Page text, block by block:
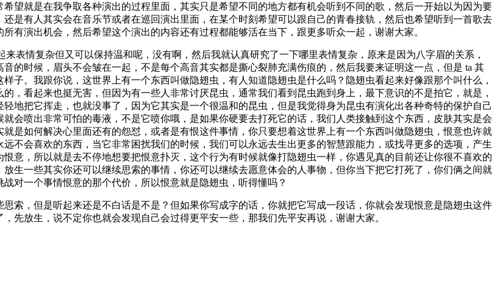
望就是在我争取各种演出的过程里面，其实只是希望不同的地方都有机会听到不同的歌，然后一开始以为因为要
是有人其实会在音乐节或者在巡回演出里面，在某个时刻希望可以跟自己的青春接轨，然后也希望听到一首歌去
有演出机会，然后希望这个演出的内容还有过程都能够活在当下，跟更多听众一起，谢谢大家。
表情复杂但又可以保持温和呢，没有啊，然后我就认真研究了一下哪里表情复杂，原来是因为八字眉的关系，
的时候，眉头不会皱在一起，不是每个高音其实都是撕心裂肺充满伤痕的，然后我要来证明这一点，但是 ta 其
子。我跟你说，这世界上有一个东西叫做隐翅虫，有人知道隐翅虫是什么吗？隐翅虫看起来好像跟那个叫什么，
，看起来也挺无害，但因为有一些人非常讨厌昆虫，通常我们看到昆虫跑到身上，最下意识的不是拍它，就是，
地把它挥走，也就没事了，因为它其实是一个很温和的昆虫，但是我觉得身为昆虫有演化出各种奇特的保护自己
会喷出非常可怕的毒液，不是它喷你哦，是如果你硬要去打死它的话，我们人类接触到这个东西，皮肤其实是会
是如何解决心里面还有的怨怼，或者是有恨这件事情，你只要想着这世界上有一个东西叫做隐翅虫，恨意也许就
不会喜欢的东西，当它非常困扰我们的时候，我们可以永远去生出更多的智慧跟能力，或找寻更多的选项，产生
意，所以就是去不停地想要把恨意扑灭，这个行为有时候就像打隐翅虫一样，你遇见真的目前还让你很不喜欢的
生一些其实你还可以继续思索的事情，你还可以继续去愿意体会的人事物，但你当下把它打死了，你们俩之间就
对一个事情恨意的那个代价，所以恨意就是隐翅虫，听得懂吗？
索，但是听起来还是不白话是不是？但如果你写成字的话，你就把它写成一段话，你就会发现恨意是隐翅虫这件
先放生，说不定你也就会发现自己会过得更平安一些，那我们先平安再说，谢谢大家。